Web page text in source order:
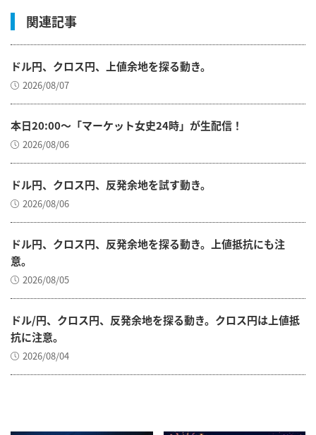
関連記事
ドル円、クロス円、上値余地を探る動き。
2026/08/07
本日20:00～「マーケット女史24時」が生配信！
2026/08/06
ドル円、クロス円、反発余地を試す動き。
2026/08/06
ドル円、クロス円、反発余地を探る動き。上値抵抗にも注
意。
2026/08/05
ドル/円、クロス円、反発余地を探る動き。クロス円は上値抵
抗に注意。
2026/08/04